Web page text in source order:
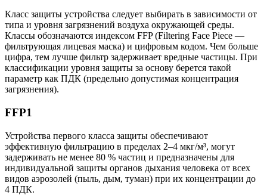
Класс защиты устройства следует выбирать в зависимости от
типа и уровня загрязнений воздуха окружающей среды.
Классы обозначаются индексом FFP (Filtering Face Piece —
фильтрующая лицевая маска) и цифровым кодом. Чем больше
цифра, тем лучше фильтр задерживает вредные частицы. При
классификации уровня защиты за основу берется такой
параметр как ПДК (предельно допустимая концентрация
загрязнения).
FFP1
Устройства первого класса защиты обеспечивают
эффективную фильтрацию в пределах 2–4 мкг/м³, могут
задерживать не менее 80 % частиц и предназначены для
индивидуальной защиты органов дыхания человека от всех
видов аэрозолей (пыль, дым, туман) при их концентрации до
4 ПДК.